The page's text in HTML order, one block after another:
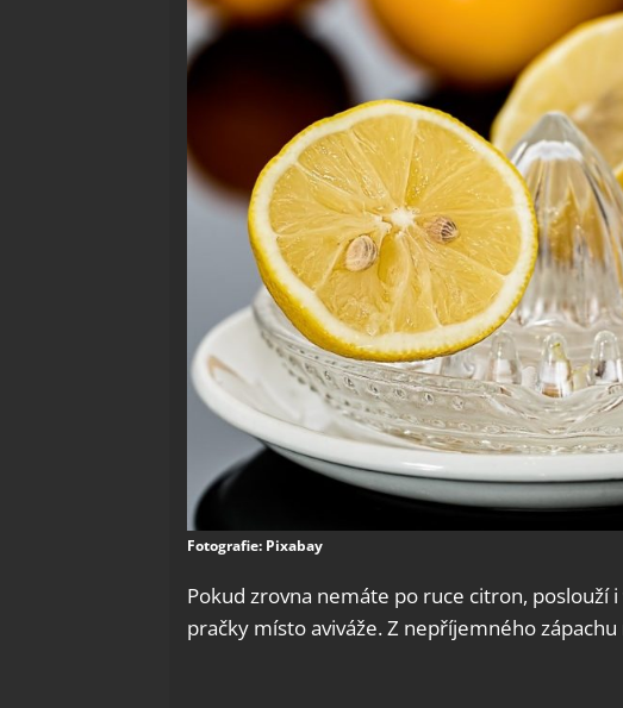
Fotografie: Pixabay
Pokud zrovna nemáte po ruce citron,
pračky místo aviváže. Z nepříjemného